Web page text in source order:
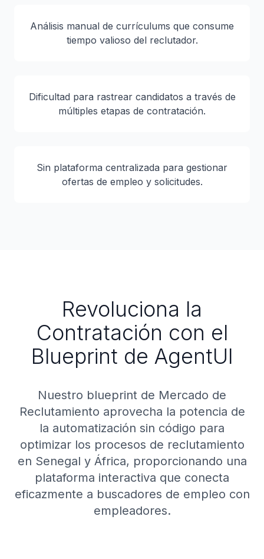
Análisis manual de currículums que consume
tiempo valioso del reclutador.
Dificultad para rastrear candidatos a través de
múltiples etapas de contratación.
Sin plataforma centralizada para gestionar
ofertas de empleo y solicitudes.
Revoluciona la
Contratación con el
Blueprint de AgentUI
Nuestro blueprint de Mercado de
Reclutamiento aprovecha la potencia de
la automatización sin código para
optimizar los procesos de reclutamiento
en Senegal y África, proporcionando una
plataforma interactiva que conecta
eficazmente a buscadores de empleo con
empleadores.